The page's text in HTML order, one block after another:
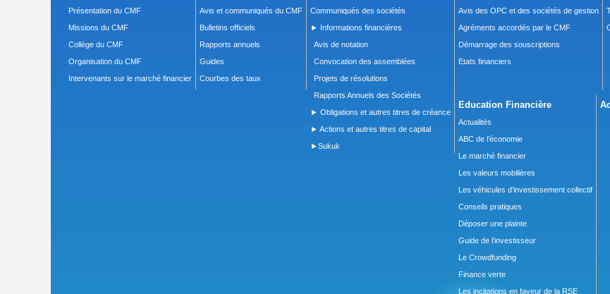
Présentation du CMF
Missions du CMF
Collège du CMF
Organisation du CMF
Intervenants sur le marché financier
Avis et communiqués du CMF
Bulletins officiels
Rapports annuels
Guides
Courbes des taux
Communiqués des sociétés
► Informations financières
Avis de notation
Convocation des assemblées
Projets de résolutions
Rapports Annuels des Sociétés
► Obligations et autres titres de créance
► Actions et autres titres de capital
►Sukuk
Avis des OPC et des sociétés de gestion
Agréments accordés par le CMF
Démarrage des souscriptions
Etats financiers
Education Financière
Actualités
ABC de l’économie
Le marché financier
Les valeurs mobilières
Les véhicules d’investissement collectif
Conseils pratiques
Déposer une plainte
Guide de l’investisseur
Le Crowdfunding
Finance verte
Les incitations en faveur de la RSE